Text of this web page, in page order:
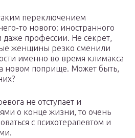
переключением
то нового: иностранного
даже профессии. Не секрет,
женщины резко сменили
именно во время климакса
новом поприще. Может быть,
не отступает и
о конце жизни, то очень
с психотерапевтом и